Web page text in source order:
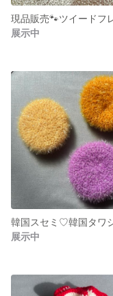
展示中
展示中